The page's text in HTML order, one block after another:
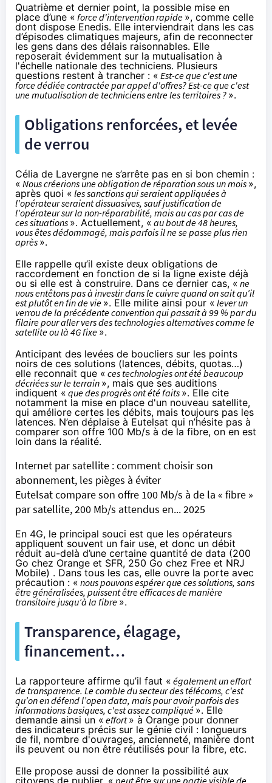
Quatrième et dernier point, la possible mise en
place d’une « force d'intervention rapide », comme celle
dont dispose Enedis. Elle interviendrait dans les cas
d’épisodes climatiques majeurs, afin de reconnecter
les gens dans des délais raisonnables. Elle
reposerait évidemment sur la mutualisation à
l'échelle nationale des techniciens. Plusieurs
questions restent à trancher : « Est-ce que c'est une
force dédiée contractée par appel d'offres? Est-ce que c'est
une mutualisation de techniciens entre les territoires ? ».
Obligations renforcées, et levée
de verrou
Célia de Lavergne ne s’arrête pas en si bon chemin :
« Nous créerions une obligation de réparation sous un mois »,
après quoi « les sanctions qui seraient appliquées à
l'opérateur seraient dissuasives, sauf justification de
l'opérateur sur la non-réparabilité, mais au cas par cas de
ces situations ». Actuellement, « au bout de 48 heures,
vous êtes dédommagé, mais parfois il ne se passe plus rien
après ».
Elle rappelle qu’il existe deux obligations de
raccordement en fonction de si la ligne existe déjà
ou si elle est à construire. Dans ce dernier cas, « ne
nous entêtons pas à investir dans le cuivre quand on sait qu’il
est plutôt en fin de vie ». Elle milite ainsi pour « lever un
verrou de la précédente convention qui passait à 99 % par du
filaire pour aller vers des technologies alternatives comme le
satellite ou là 4G fixe ».
Anticipant des levées de boucliers sur les points
noirs de ces solutions (latences, débits, quotas…)
elle reconnait que « ces technologies ont été beaucoup
décriées sur le terrain », mais que ses auditions
indiquent « que des progrès ont été faits ». Elle cite
notamment la mise en place d'un nouveau satellite,
qui améliore certes les débits, mais toujours pas les
latences. N’en déplaise à Eutelsat qui n’hésite pas à
comparer son offre 100 Mb/s à de la fibre, on en est
loin dans la réalité.
Internet par satellite : comment choisir son
abonnement, les pièges à éviter
Eutelsat compare son offre 100 Mb/s à de la « fibre »
par satellite, 200 Mb/s attendus en... 2025
En 4G, le principal souci est que les opérateurs
appliquent souvent un fair use, et donc un débit
réduit au-delà d’une certaine quantité de data (200
Go chez Orange et SFR, 250 Go chez Free et NRJ
Mobile) . Dans tous les cas, elle ouvre la porte avec
précaution : « nous pouvons espérer que ces solutions, sans
être généralisées, puissent être efficaces de manière
transitoire jusqu’à la fibre ».
Transparence, élagage,
financement…
La rapporteure affirme qu’il faut « également un effort
de transparence. Le comble du secteur des télécoms, c'est
qu’on en défend l’open data, mais pour avoir parfois des
informations basiques, c'est assez compliqué». Elle
demande ainsi un «effort» à Orange pour donner
des indicateurs précis sur le génie civil : longueurs
de fil, nombre d'ouvrages, ancienneté, manière dont
ils peuvent ou non être réutilisés pour la fibre, etc.
Elle propose aussi de donner la possibilité aux
citoyens de publier, « peut être sur une partie visible de